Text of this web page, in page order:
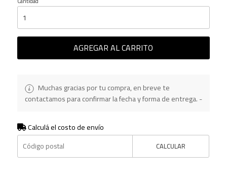
AGREGAR AL CARRITO
Muchas gracias por tu compra, en breve te
contactamos para confirmar la fecha y forma de entrega. -
Calculá el costo de envío
CALCULAR